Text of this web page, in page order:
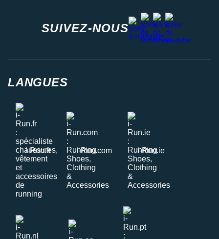
SUIVEZ-NOUS
instagram
facebook
stravayoutube
LANGUES
i-Run.fr i-Run.com i-Run.ie